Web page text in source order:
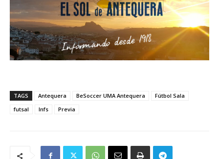
TAGS Antequera BeSoccer UMA Antequera
Fútbol Sala
futsal
lnfs Previa